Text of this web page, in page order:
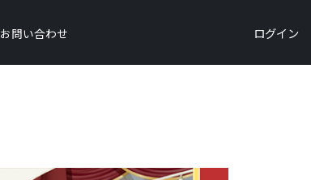
お問い合わせ ログイン